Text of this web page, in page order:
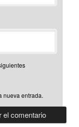
nueva entrada.